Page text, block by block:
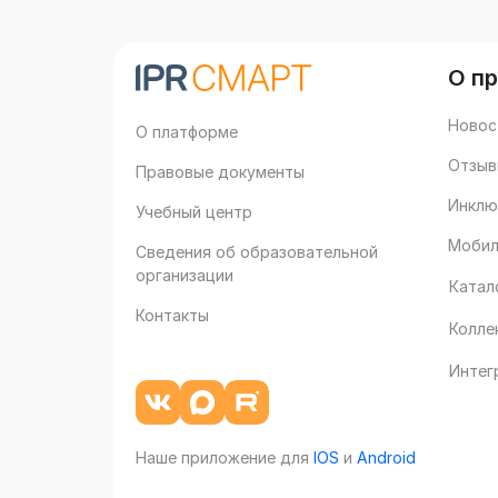
О платформе
Правовые документы
Учебный центр
Сведения об образовательной
организации
Контакты
Наше приложение для IOS и Android
О